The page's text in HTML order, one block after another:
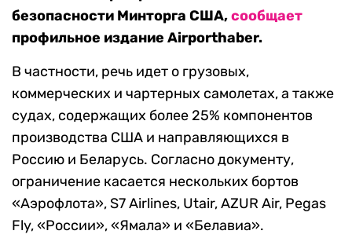
безопасности Минторга США,сообщает
профильное издание Airporthaber.
В частности, речь идет о грузовых,
коммерческих и чартерных самолетах, а также
судах, содержащих более 25% компонентов
производства США и направляющихся в
Россию и Беларусь. Согласно документу,
ограничение касается нескольких бортов
«Аэрофлота», S7 Airlines, Utair, AZUR Air, Pegas
Fly, «России», «Ямала» и «Белавиа».